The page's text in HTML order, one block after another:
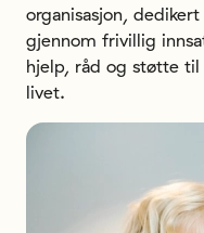
organisasjon,
gjennom frivillig
hjelp, råd og støtte
livet.